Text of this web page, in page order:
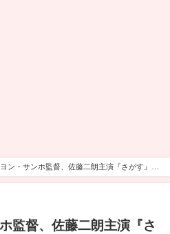
ヨン・サンホ監督、佐藤二朗主演『さがす』片
じい」
監督、佐藤二朗主演『さ